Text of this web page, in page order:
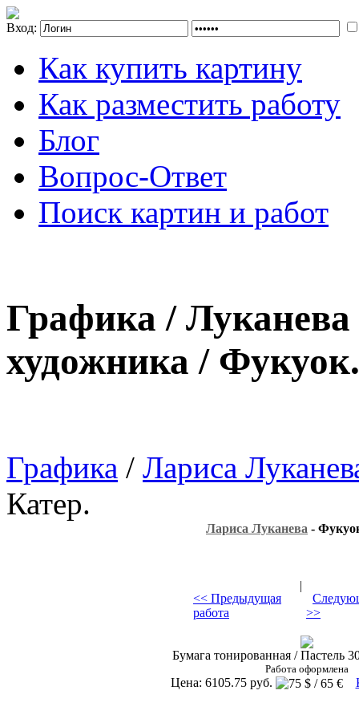
Вход:
Как купить картину
Как разместить работу
Блог
Вопрос-Ответ
Поиск картин и работ
Графика /
художника /
Графика / Лариса
Катер.
Лариса Луканева -
<< Предыдущая
работа
|
>>
Бумага тонированная / Пастель
Работа оформлена
Цена: 6105.75 руб.